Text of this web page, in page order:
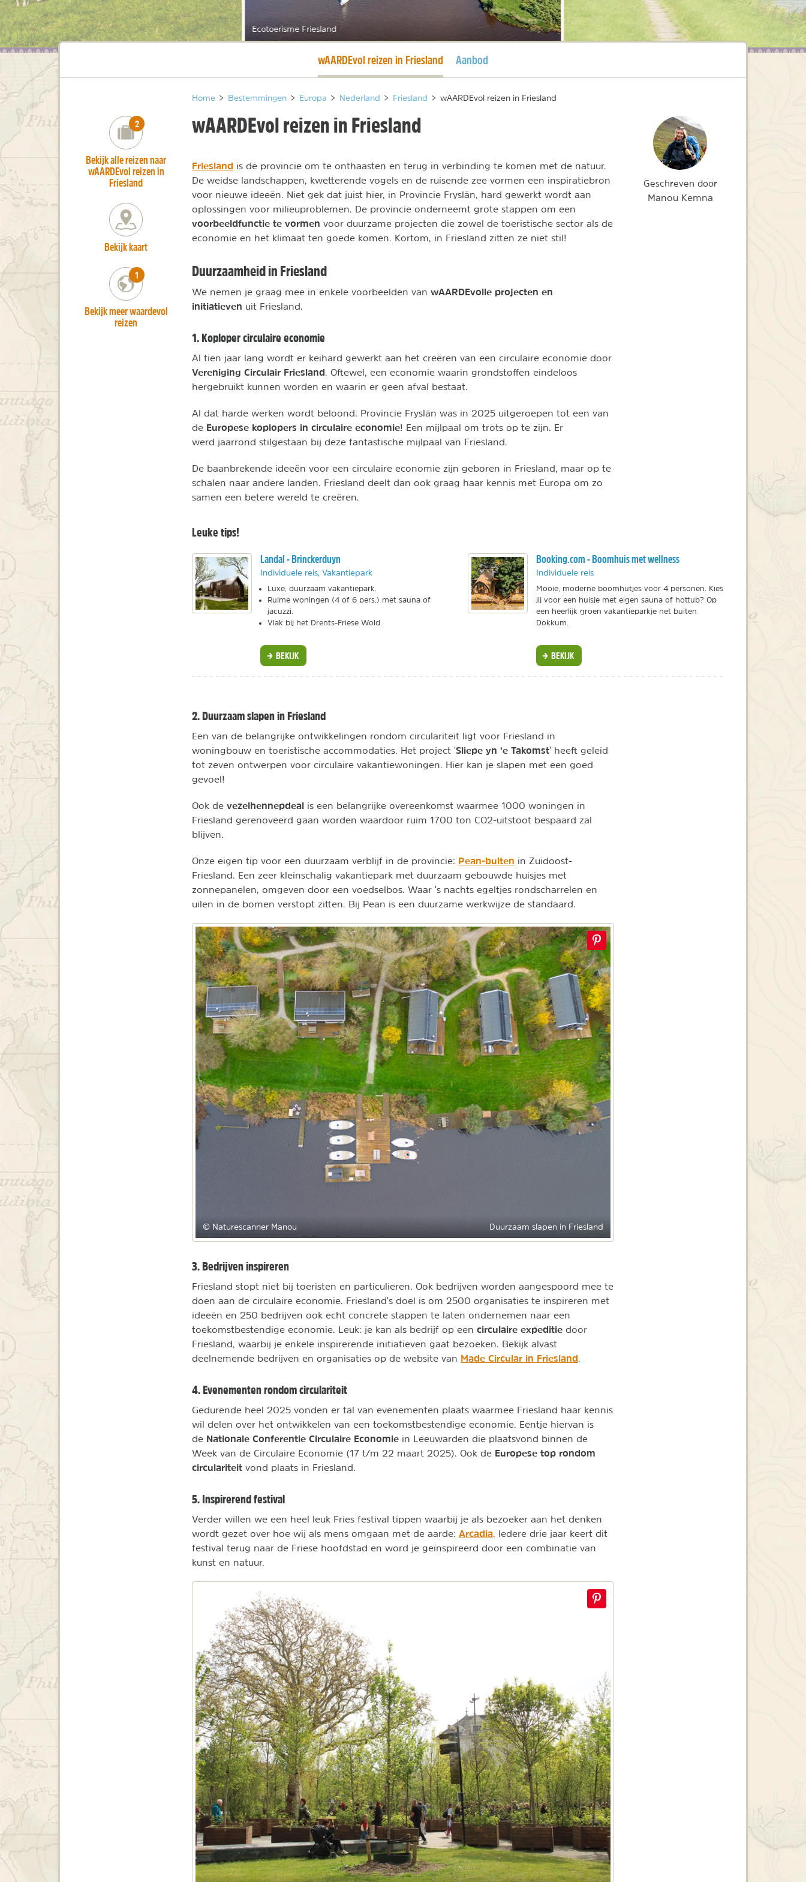
Ecotoerisme Friesland
Huidige pagina
wAARDEvol reizen in Friesland Aanbod
Home > Bestemmingen > Europa > Nederland > Friesland > wAARDEvol reizen in Friesland
wAARDEvol reizen in Friesland
Friesland is dé provincie om te onthaasten en terug in verbinding te komen met de natuur.
De weidse landschappen, kwetterende vogels en de ruisende zee vormen een inspiratiebron
voor nieuwe ideeën. Niet gek dat juist hier, in Provincie Fryslân, hard gewerkt wordt aan
oplossingen voor milieuproblemen. De provincie onderneemt grote stappen om een
voorbeeldfunctie te vormen voor duurzame projecten die zowel de toeristische sector als de
economie en het klimaat ten goede komen. Kortom, in Friesland zitten ze niet stil!
Duurzaamheid in Friesland
We nemen je graag mee in enkele voorbeelden van wAARDEvolle projecten en
initiatieven uit Friesland.
1. Koploper circulaire economie
Al tien jaar lang wordt er keihard gewerkt aan het creëren van een circulaire economie door
Vereniging Circulair Friesland. Oftewel, een economie waarin grondstoffen eindeloos
hergebruikt kunnen worden en waarin er geen afval bestaat.
Al dat harde werken wordt beloond: Provincie Fryslân was in 2025 uitgeroepen tot een van
de Europese koplopers in circulaire economie! Een mijlpaal om trots op te zijn. Er
werd jaarrond stilgestaan bij deze fantastische mijlpaal van Friesland.
De baanbrekende ideeën voor een circulaire economie zijn geboren in Friesland, maar op te
schalen naar andere landen. Friesland deelt dan ook graag haar kennis met Europa om zo
samen een betere wereld te creëren.
Leuke tips!
Landal - Brinckerduyn
Individuele reis, Vakantiepark
Luxe, duurzaam vakantiepark.
Ruime woningen (4 of 6 pers.) met sauna of
jacuzzi.
Vlak bij het Drents-Friese Wold.
BEKIJK
Booking.com - Boomhuis met wellness
Individuele reis
Mooie, moderne boomhutjes voor 4 personen. Kies
jij voor een huisje met eigen sauna of hottub? Op
een heerlijk groen vakantieparkje net buiten
Dokkum.
BEKIJK
2. Duurzaam slapen in Friesland
Een van de belangrijke ontwikkelingen rondom circulariteit ligt voor Friesland in
woningbouw en toeristische accommodaties. Het project 'Sliepe yn ‘e Takomst' heeft geleid
tot zeven ontwerpen voor circulaire vakantiewoningen. Hier kan je slapen met een goed
gevoel!
Ook de vezelhennepdeal is een belangrijke overeenkomst waarmee 1000 woningen in
Friesland gerenoveerd gaan worden waardoor ruim 1700 ton CO2-uitstoot bespaard zal
blijven.
Onze eigen tip voor een duurzaam verblijf in de provincie: Pean-buiten in Zuidoost-
Friesland. Een zeer kleinschalig vakantiepark met duurzaam gebouwde huisjes met
zonnepanelen, omgeven door een voedselbos. Waar 's nachts egeltjes rondscharrelen en
uilen in de bomen verstopt zitten. Bij Pean is een duurzame werkwijze de standaard.
© Naturescanner Manou Duurzaam slapen in Friesland
3. Bedrijven inspireren
Friesland stopt niet bij toeristen en particulieren. Ook bedrijven worden aangespoord mee te
doen aan de circulaire economie. Friesland's doel is om 2500 organisaties te inspireren met
ideeën en 250 bedrijven ook echt concrete stappen te laten ondernemen naar een
toekomstbestendige economie. Leuk: je kan als bedrijf op een circulaire expeditie door
Friesland , waarbij je enkele inspirerende initiatieven gaat bezoeken. Bekijk alvast
deelnemende bedrijven en organisaties op de website van Made Circular in Friesland
4. Evenementen rondom circulariteit
Gedurende heel 2025 vonden er tal van evenementen plaats waarmee Friesland haar kennis
wil delen over het ontwikkelen van een toekomstbestendige economie. Eentje hiervan is
de Nationale Conferentie Circulaire Economie in Leeuwarden die plaatsvond binnen de
Week van de Circulaire Economie (17 t/m 22 maart 2025). Ook de Europese top rondom
circulariteit vond plaats in Friesland.
5. Inspirerend festival
Verder willen we een heel leuk Fries festival tippen waarbij je als bezoeker aan het denken
wordt gezet over hoe wij als mens omgaan met de aarde: Arcadia . Iedere drie jaar keert dit
festival terug naar de Friese hoofdstad en word je geïnspireerd door een combinatie van
kunst en natuur.
number_of_trips:
2
Bekijk alle reizen naar
wAARDEvol reizen in
Friesland
Bekijk kaart
number_of_trips:
1
Bekijk meer waardevol
reizen
Geschreven door
Manou Kemna